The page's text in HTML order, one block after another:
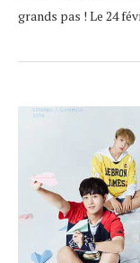
grands pas ! Le 24